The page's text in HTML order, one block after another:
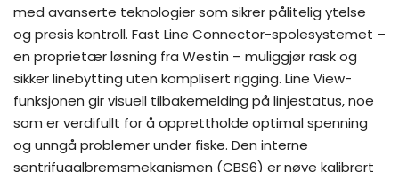
med avanserte teknologier som sikrer pålitelig ytelse
og presis kontroll. Fast Line Connector-spolesystemet –
en proprietær løsning fra Westin – muliggjør rask og
sikker linebytting uten komplisert rigging. Line View-
funksjonen gir visuell tilbakemelding på linjestatus, noe
som er verdifullt for å opprettholde optimal spenning
og unngå problemer under fiske. Den interne
sentrifugalbremsmekanismen (CBS6) er nøye kalibrert